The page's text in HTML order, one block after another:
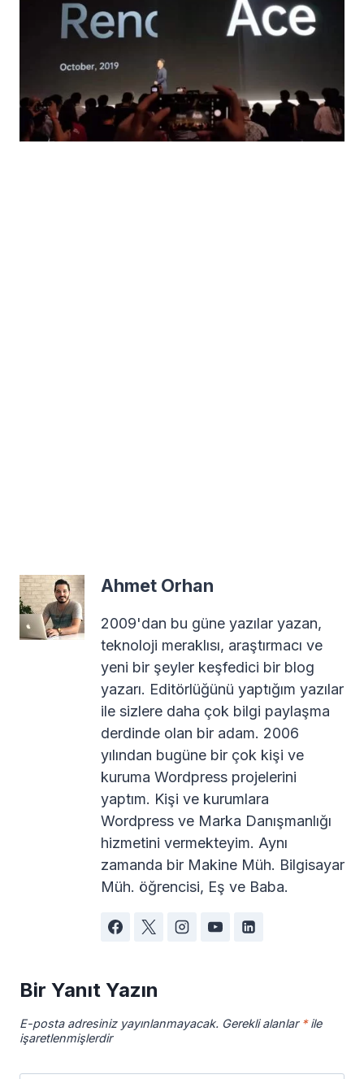
Ahmet Orhan
2009'dan bu güne yazılar yazan,
teknoloji meraklısı, araştırmacı ve
yeni bir şeyler keşfedici bir blog
yazarı. Editörlüğünü yaptığım yazılar
ile sizlere daha çok bilgi paylaşma
derdinde olan bir adam. 2006
yılından bugüne bir çok kişi ve
kuruma Wordpress projelerini
yaptım. Kişi ve kurumlara
Wordpress ve Marka Danışmanlığı
hizmetini vermekteyim. Aynı
zamanda bir Makine Müh. Bilgisayar
Müh. öğrencisi, Eş ve Baba.
Bir Yanıt Yazın
E-posta adresiniz yayınlanmayacak. Gerekli alanlar *ile
işaretlenmişlerdir